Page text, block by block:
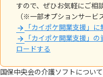
すので、ぜひお気軽にご相
（※一部オプションサービ
「カイポケ開業支援」
「カイポケ開業支援」
ロードする
国保中央会の介護ソフトについて